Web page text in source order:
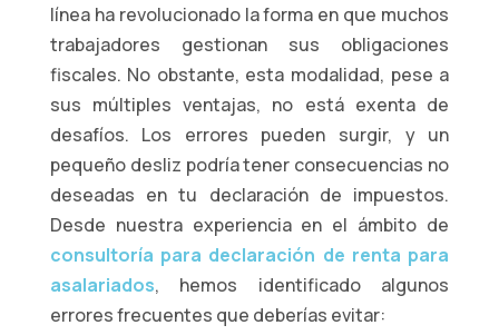
línea ha revolucionado la forma en que muchos
trabajadores gestionan sus obligaciones
fiscales. No obstante, esta modalidad, pese a
sus múltiples ventajas, no está exenta de
desafíos. Los errores pueden surgir, y un
pequeño desliz podría tener consecuencias no
deseadas en tu declaración de impuestos.
Desde nuestra experiencia en el ámbito de
consultoría para declaración de renta para
asalariados, hemos identificado algunos
errores frecuentes que deberías evitar: